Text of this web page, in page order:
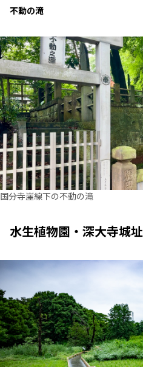
不動の滝
国分寺崖線下の不動の滝
水生植物園・深大寺城址